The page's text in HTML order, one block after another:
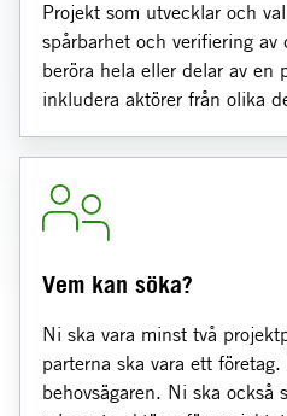
Projekt som utvecklar och
spårbarhet och verifiering av
beröra hela eller delar av en
inkludera aktörer från olika
Vem kan söka?
Ni ska vara minst två
parterna ska vara ett
behovsägaren. Ni ska också